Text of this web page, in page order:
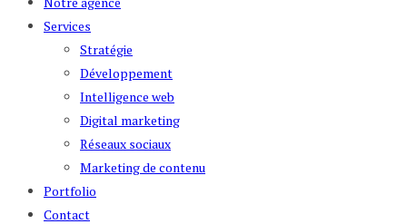
Services
Stratégie
Développement
Intelligence web
Digital marketing
Réseaux sociaux
Marketing de contenu
Portfolio
Contact